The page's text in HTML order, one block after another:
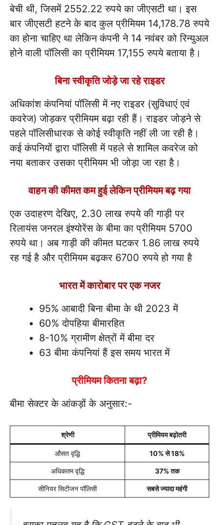
बेची थी, जिसमें 2552.22 रुपये का जीएसटी था। इस
बार जीएसटी हटने के बाद कुल प्रीमियम 14,178.78 रुपये
का होना चाहिए था लेकिन कंपनी ने 14 नवंबर को रिन्युअल
होने वाली पॉलिसी का प्रीमियम 17,155 रुपये बताया है।
बिना स्वीकृति जोड़े जा रहे राइडर
अधिकांश कंपनियां पॉलिसी में नए राइडर (सुविधाएं एवं
कवरेज) जोड़कर प्रीमियम बढ़ा रही हैं। राइडर जोड़ने से
पहले पॉलिसीधारक से कोई स्वीकृति नहीं ली जा रही है।
कई कंपनियों द्वारा पॉलिसी में पहले से शामिल कवरेज को
नया बताकर उसका प्रीमियम भी जोड़ा जा रहा है।
वाहन की कीमत कम हुई लेकिन प्रीमियम बढ़ गया
एक उदाहरण देखिए, 2.30 लाख रुपये की गाड़ी पर
रिलायंस जनरल इंश्योरेंस के बीमा का प्रीमियम 5700
रुपये था। अब गाड़ी की कीमत घटकर 1.86 लाख रुपये
रह गई है और प्रीमियम बढ़कर 6700 रुपये हो गया है
भारत में कारोबार पर एक नजर
95% आबादी बिना बीमा के थी 2023 में
60% दोपहिया बीमारहित
8-10% ग्रामीण क्षेत्रों में बीमा दर
63 बीमा कंपनियां हैं इस समय भारत में
प्रीमियम कितना बढ़ा?
बीमा सेक्टर के आंकड़ों के अनुसार:-
श्रेणी प्रीमियम बढ़ोतरी
औसत वृद्धि 10% से 18%
अधिकतम वृद्धि 37% तक
सीनियर सिटीजन पॉलिसी सबसे ज्यादा महंगी